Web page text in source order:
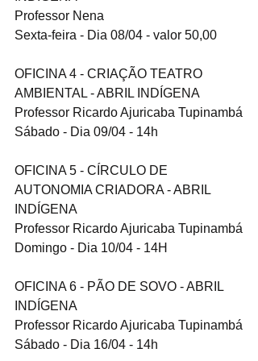
Professor Nena
Sexta-feira - Dia 08/04 - valor 50,00
OFICINA 4 - CRIAÇÃO TEATRO
AMBIENTAL - ABRIL INDÍGENA
Professor Ricardo Ajuricaba Tupinambá
Sábado - Dia 09/04 - 14h
OFICINA 5 - CÍRCULO DE
AUTONOMIA CRIADORA - ABRIL
INDÍGENA
Professor Ricardo Ajuricaba Tupinambá
Domingo - Dia 10/04 - 14H
OFICINA 6 - PÃO DE SOVO - ABRIL
INDÍGENA
Professor Ricardo Ajuricaba Tupinambá
Sábado - Dia 16/04 - 14h